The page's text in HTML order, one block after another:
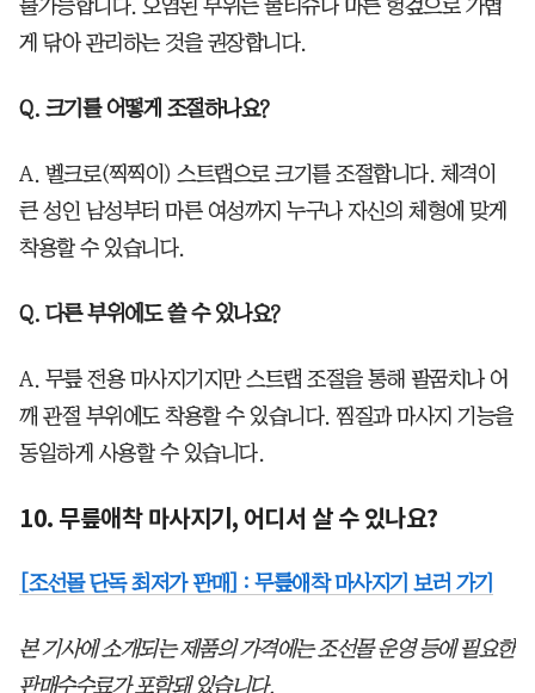
불가능합니다. 오염된 부위는 물티슈나 마른 헝겊으로 가볍
게 닦아 관리하는 것을 권장합니다.
Q. 크기를 어떻게 조절하나요?
A. 벨크로(찍찍이) 스트랩으로 크기를 조절합니다. 체격이
큰 성인 남성부터 마른 여성까지 누구나 자신의 체형에 맞게
착용할 수 있습니다.
Q. 다른 부위에도 쓸 수 있나요?
A. 무릎 전용 마사지기지만 스트랩 조절을 통해 팔꿈치나 어
깨 관절 부위에도 착용할 수 있습니다. 찜질과 마사지 기능을
동일하게 사용할 수 있습니다.
10. 무릎애착 마사지기, 어디서 살 수 있나요?
[조선몰 단독 최저가 판매] : 무릎애착 마사지기 보러 가기
본 기사에 소개되는 제품의 가격에는 조선몰 운영 등에 필요한
판매수수료가 포함돼 있습니다.